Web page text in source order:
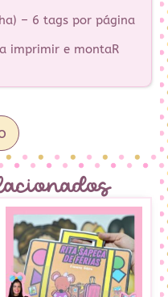
– 6 tags por página
imprimir e montaR